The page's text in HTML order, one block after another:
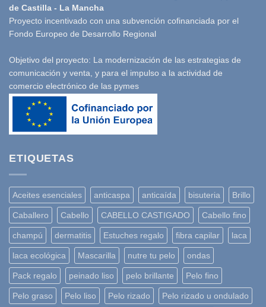
de Castilla - La Mancha
Proyecto incentivado con una subvención cofinanciada por el
Fondo Europeo de Desarrollo Regional
Objetivo del proyecto: La modernización de las estrategias de
comunicación y venta, y para el impulso a la actividad de
comercio electrónico de las pymes
ETIQUETAS
Aceites esenciales anticaspa anticaída bisuteria Brillo
Caballero Cabello CABELLO CASTIGADO Cabello fino
champú dermatitis Estuches regalo fibra capilar laca
laca ecológica Mascarilla nutre tu pelo ondas
Pack regalo peinado liso pelo brillante Pelo fino
Pelo graso Pelo liso Pelo rizado Pelo rizado u ondulado